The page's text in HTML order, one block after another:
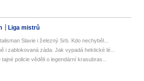
Liga mistrů
Slavie i železný Srb. Kdo nechyběl...
i zablokovaná záda. Jak vypadá hektické lé...
policie věděli o legendární krasubras...